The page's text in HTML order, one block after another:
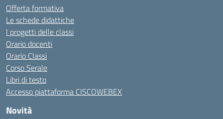
Offerta formativa
Le schede didattiche
I progetti delle classi
Orario docenti
Orario Classi
Corso Serale
Libri di testo
Accesso piattaforma CISCOWEBEX
Novità